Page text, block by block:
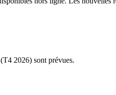
2026) sont prévues.